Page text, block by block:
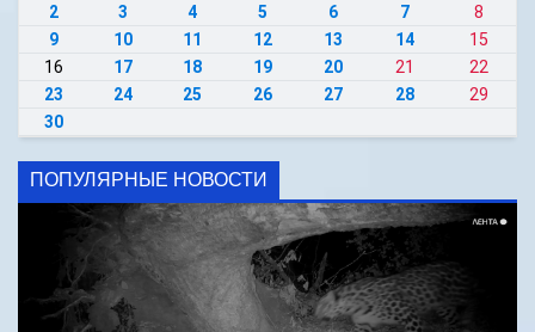
2
3 4 5 6 7
8
9
10 11 12 13 14
15
16
17 18 19 20 21
22
23
24 25 26 27 28
29
30
ПОПУЛЯРНЫЕ НОВОСТИ